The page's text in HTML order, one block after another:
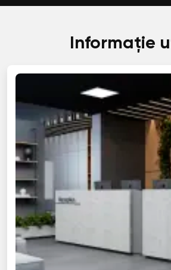
Informație